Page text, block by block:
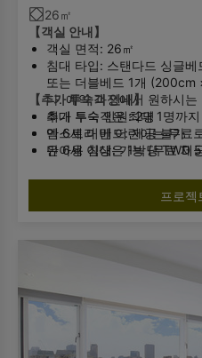
26㎡
【객실 안내】
객실 면적: 26㎡
침대 타입: 스탠다드 싱글
또는 더블베드 1개 (200cm
다. 예약 과정에서 원하시
최대 투숙 인원: 2명
엑스트라 베드: 제공 불가
유아용 침대: 가능 (무료 제
【추가 투숙객 안내】
추가 투숙객은 최대 1명까
만 6세 미만 어린이는 무료
만 6세 이상은 1박당 TWD
추가 투숙객이 있는 경우
프로젝